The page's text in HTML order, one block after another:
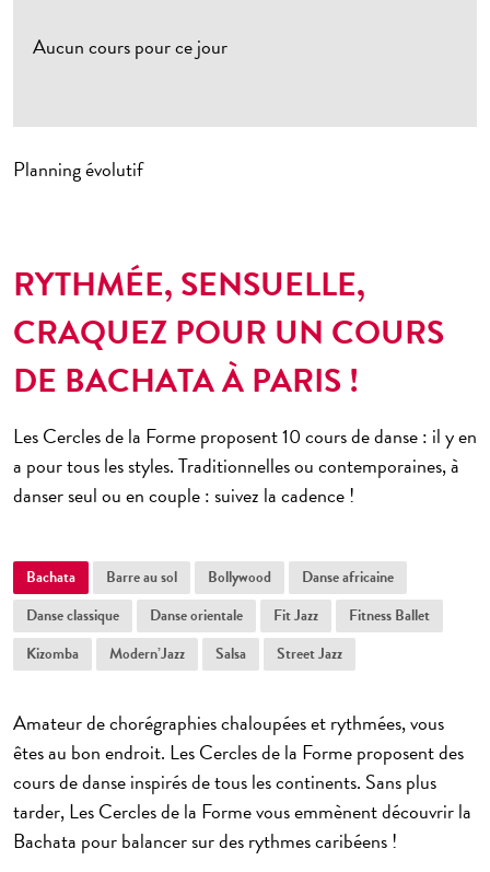
Lecourbe 15ème
ème
Batignolles 17
Montmartre 18
ème
Championnet 18 ème
Bolivar 19ème
Pte de Bagnolet 20
Châtillon 92
Aucun cours pour ce jour
Planning évolutif
RYTHMÉE, SENSUELLE,
CRAQUEZ POUR UN COURS
DE BACHATA À PARIS !
Les Cercles de la Forme proposent 10 cours de danse : il y en
a pour tous les styles. Traditionnelles ou contemporaines, à
danser seul ou en couple : suivez la cadence !
Bachata Barre au sol Bollywood
Danse africaine
Danse classique
Danse orientale Fit Jazz
Fitness Ballet
Kizomba
Modern’Jazz Salsa Street Jazz
Amateur de chorégraphies chaloupées et rythmées, vous
êtes au bon endroit. Les Cercles de la Forme proposent des
cours de danse inspirés de tous les continents. Sans plus
tarder, Les Cercles de la Forme vous emmènent découvrir la
Bachata pour balancer sur des rythmes caribéens !